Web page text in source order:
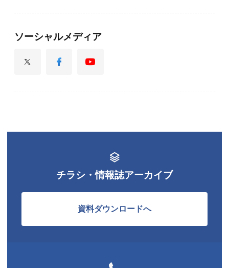
ソーシャルメディア
チラシ・情報誌アーカイブ
資料ダウンロードへ